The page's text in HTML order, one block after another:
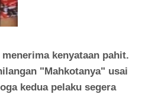
kenyataan pahit.
"Mahkotanya" usai
kedua pelaku segera